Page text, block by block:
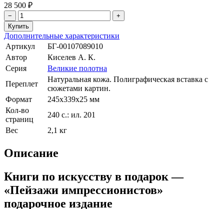
28 500 ₽
− +
Дополнительные характеристики
Артикул
БГ-00107089010
Автор
Киселев А. К.
Серия
Великие полотна
Переплет
Натуральная кожа. Полиграфическая вставка с
сюжетами картин.
Формат
245х339х25 мм
Кол-во
страниц
240 с.: ил. 201
Вес
2,1 кг
Описание
Книги по искусству в подарок —
«Пейзажи импрессионистов»
подарочное издание